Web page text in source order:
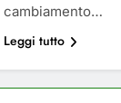
cambiamento…
Leggi tutto